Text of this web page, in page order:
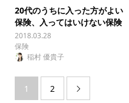
20代のうちに入った方がよい
保険、入ってはいけない保険
2018.03.28
保険
稲村 優貴子
1 2 